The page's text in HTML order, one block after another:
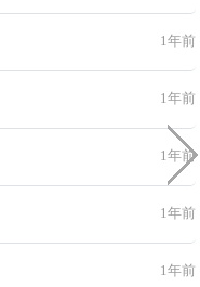
1年前
1年前
1年前
1年前
1年前